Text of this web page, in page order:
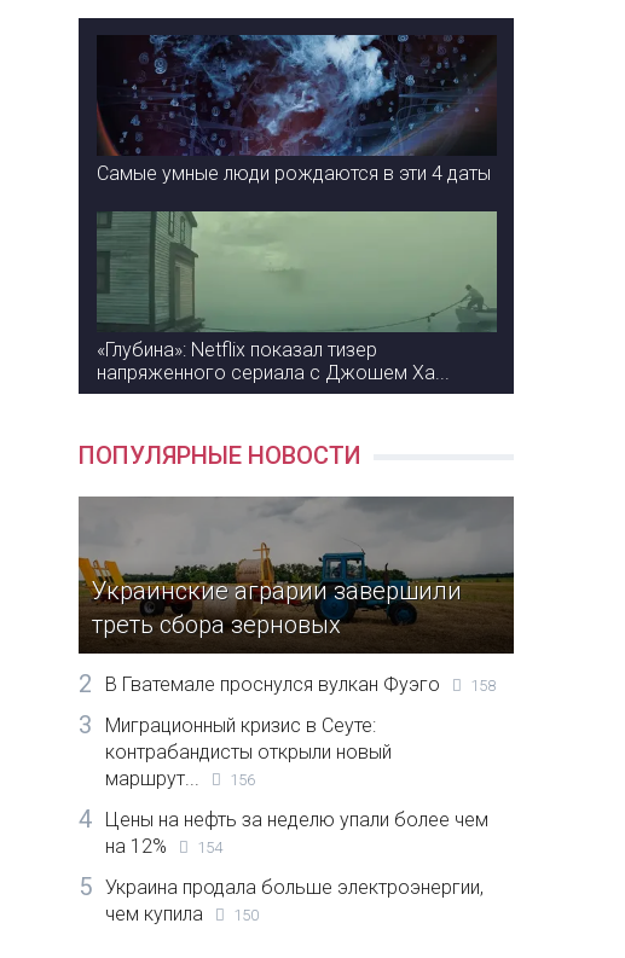
Самые умные люди рождаются в эти 4 даты
«Глубина»: Netflix показал тизер
напряженного сериала с Джошем Ха...
ПОПУЛЯРНЫЕ НОВОСТИ
Украинские аграрии завершили
треть сбора зерновых
2 В Гватемале проснулся вулкан Фуэго 158
3
Миграционный кризис в Сеуте:
контрабандисты открыли новый
маршрут...
156
4
Цены на нефть за неделю упали более чем
на 12%
154
5
Украина продала больше электроэнергии,
чем купила
150